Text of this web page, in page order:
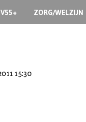
V55+ ZORG/WELZIJN
15:30